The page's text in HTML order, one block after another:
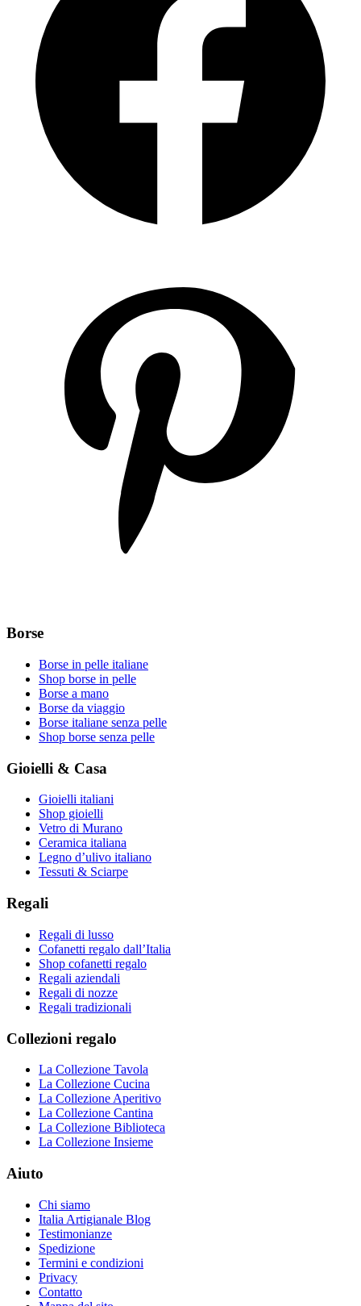
Borse
Borse in pelle italiane
Shop borse in pelle
Borse a mano
Borse da viaggio
Borse italiane senza pelle
Shop borse senza pelle
Gioielli & Casa
Gioielli italiani
Shop gioielli
Vetro di Murano
Ceramica italiana
Legno d’ulivo italiano
Tessuti & Sciarpe
Regali
Regali di lusso
Cofanetti regalo dall’Italia
Shop cofanetti regalo
Regali aziendali
Regali di nozze
Regali tradizionali
Collezioni regalo
La Collezione Tavola
La Collezione Cucina
La Collezione Aperitivo
La Collezione Cantina
La Collezione Biblioteca
La Collezione Insieme
Aiuto
Chi siamo
Italia Artigianale Blog
Testimonianze
Spedizione
Termini e condizioni
Privacy
Contatto